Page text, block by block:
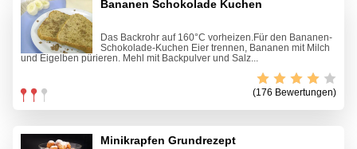
Bananen Schokolade Kuchen
Das Backrohr auf 160°C vorheizen.Für den Bananen-
Schokolade-Kuchen Eier trennen, Bananen mit Milch
und Eigelben pürieren. Mehl mit Backpulver und Salz...
(176 Bewertungen)
Minikrapfen Grundrezept